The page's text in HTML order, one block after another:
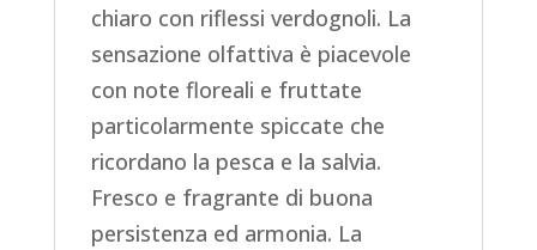
chiaro con riflessi verdognoli. La
sensazione olfattiva è piacevole
con note floreali e fruttate
particolarmente spiccate che
ricordano la pesca e la salvia.
Fresco e fragrante di buona
persistenza ed armonia. La